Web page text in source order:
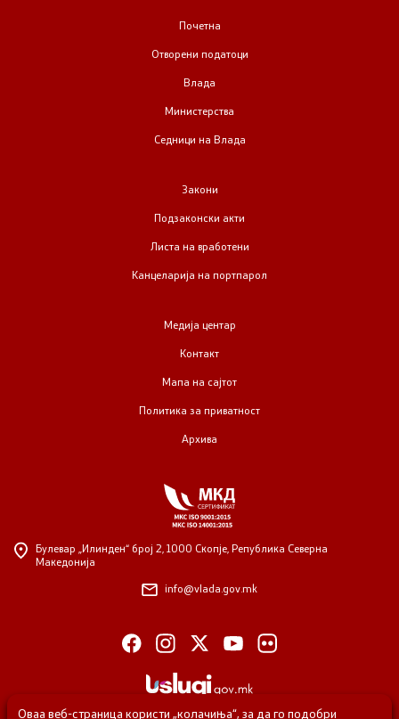
Почетна
Отворени податоци
Влада
Министерства
Седници на Влада
Закони
Подзаконски акти
Листа на вработени
Канцеларија на портпарол
Медија центар
Контакт
Мапа на сајтот
Политика за приватност
Архива
Булевар „Илинден“ број 2, 1000 Скопје, Република Северна
Македонија
info@vlada.gov.mk
Оваа веб-страница користи „колачиња“, за да го подобри